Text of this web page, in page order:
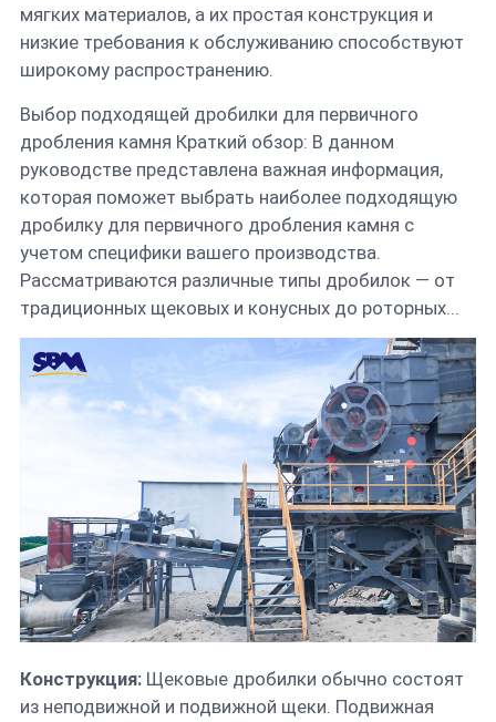
мягких материалов, а их простая конструкция и
низкие требования к обслуживанию способствуют
широкому распространению.
Выбор подходящей дробилки для первичного
дробления камня Краткий обзор: В данном
руководстве представлена ​​важная информация,
которая поможет выбрать наиболее подходящую
дробилку для первичного дробления камня с
учетом специфики вашего производства.
Рассматриваются различные типы дробилок — от
традиционных щековых и конусных до роторных...
Конструкция:Щековые дробилки обычно состоят
из неподвижной и подвижной щеки. Подвижная